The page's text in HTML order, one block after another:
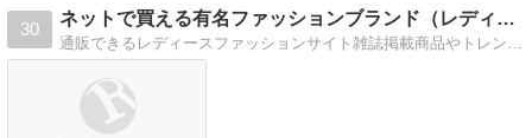
30
ネットで買える有名ファッションブランド（レディース）
通販できるレディースファッションサイト雑誌掲載商品やトレンド商品・一押しブランド等の紹介をしています。